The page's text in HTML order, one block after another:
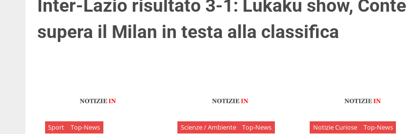
Inter-Lazio risultato 3-1: Lukaku show, Conte
supera il Milan in testa alla classifica
Sport Top-News Scienze / Ambiente Top-News Notizie Curiose Top-News